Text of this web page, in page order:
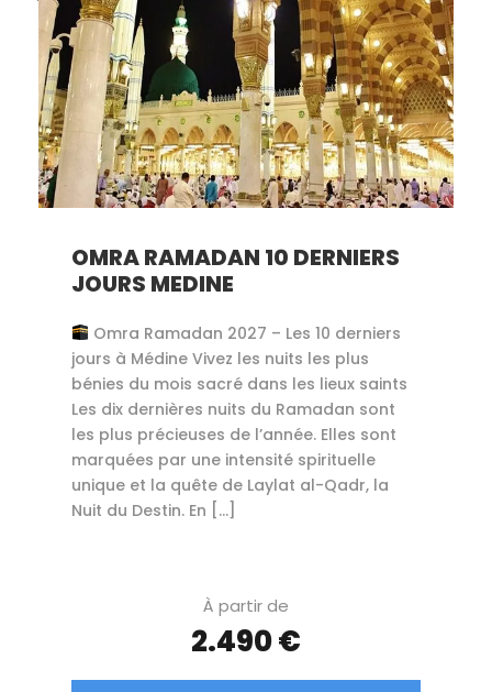
OMRA RAMADAN 10 DERNIERS
JOURS MEDINE
Omra Ramadan 2027 – Les 10 derniers
jours à Médine Vivez les nuits les plus
bénies du mois sacré dans les lieux saints
Les dix dernières nuits du Ramadan sont
les plus précieuses de l’année. Elles sont
marquées par une intensité spirituelle
unique et la quête de Laylat al-Qadr, la
Nuit du Destin. En […]
À partir de
2.490 €